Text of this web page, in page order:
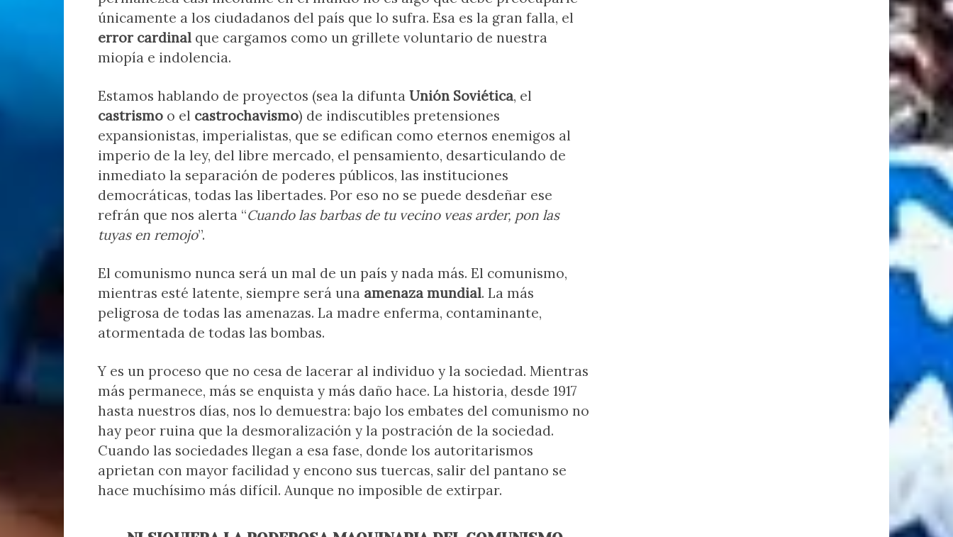
únicamente a los ciudadanos del país que lo sufra. Esa es la gran falla, el
error cardinal que cargamos como un grillete voluntario de nuestra
miopía e indolencia.
Estamos hablando de proyectos (sea la difunta Unión Soviética, el
castrismo o el castrochavismo) de indiscutibles pretensiones
expansionistas, imperialistas, que se edifican como eternos enemigos al
imperio de la ley, del libre mercado, el pensamiento, desarticulando de
inmediato la separación de poderes públicos, las instituciones
democráticas, todas las libertades. Por eso no se puede desdeñar ese
refrán que nos alerta “Cuando las barbas de tu vecino veas arder, pon las
tuyas en remojo”.
El comunismo nunca será un mal de un país y nada más. El comunismo,
mientras esté latente, siempre será una amenaza mundial. La más
peligrosa de todas las amenazas. La madre enferma, contaminante,
atormentada de todas las bombas.
Y es un proceso que no cesa de lacerar al individuo y la sociedad. Mientras
más permanece, más se enquista y más daño hace. La historia, desde 1917
hasta nuestros días, nos lo demuestra: bajo los embates del comunismo no
hay peor ruina que la desmoralización y la postración de la sociedad.
Cuando las sociedades llegan a esa fase, donde los autoritarismos
aprietan con mayor facilidad y encono sus tuercas, salir del pantano se
hace muchísimo más difícil. Aunque no imposible de extirpar.